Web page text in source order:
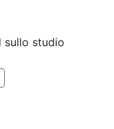
sullo studio